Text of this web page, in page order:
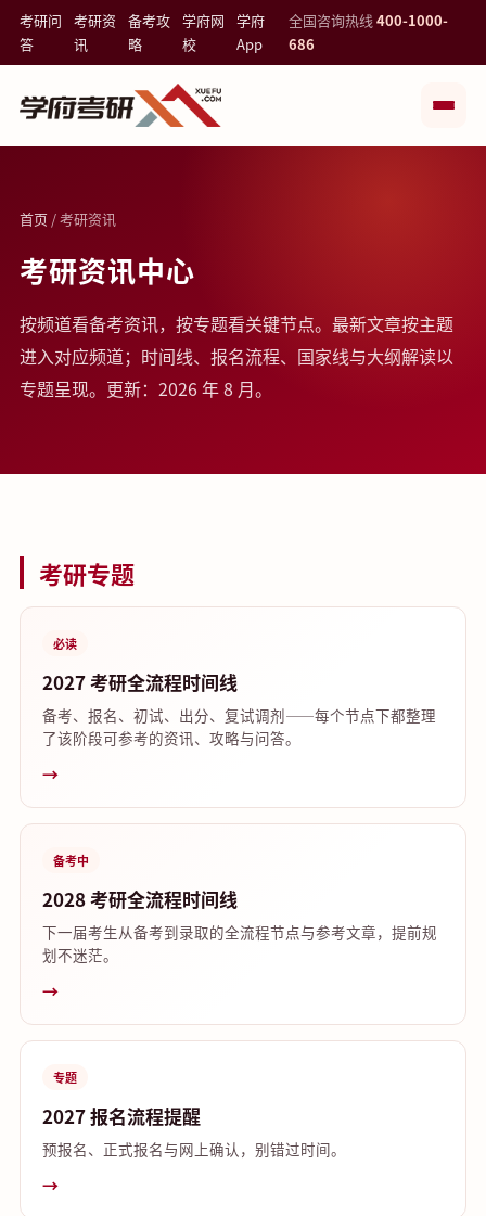
考研问
答
考研资
讯
备考攻
略
学府网
校
学府
App
全国咨询热线400-1000-
686
首页/ 考研资讯
考研资讯中心
按频道看备考资讯，按专题看关键节点。最新文章按主题
进入对应频道；时间线、报名流程、国家线与大纲解读以
专题呈现。更新：2026 年 8 月。
考研专题
必读
2027 考研全流程时间线
备考、报名、初试、出分、复试调剂——每个节点下都整理
了该阶段可参考的资讯、攻略与问答。
→
备考中
2028 考研全流程时间线
下一届考生从备考到录取的全流程节点与参考文章，提前规
划不迷茫。
→
专题
2027 报名流程提醒
预报名、正式报名与网上确认，别错过时间。
→